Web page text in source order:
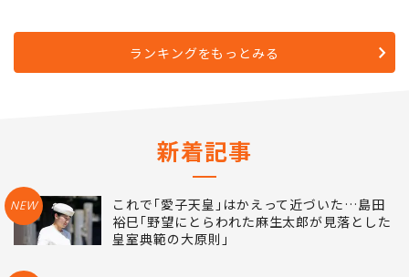
ランキングをもっとみる
新着記事
NEW
これで｢愛子天皇｣はかえって近づいた…島田
裕巳｢野望にとらわれた麻生太郎が見落とした
皇室典範の大原則｣